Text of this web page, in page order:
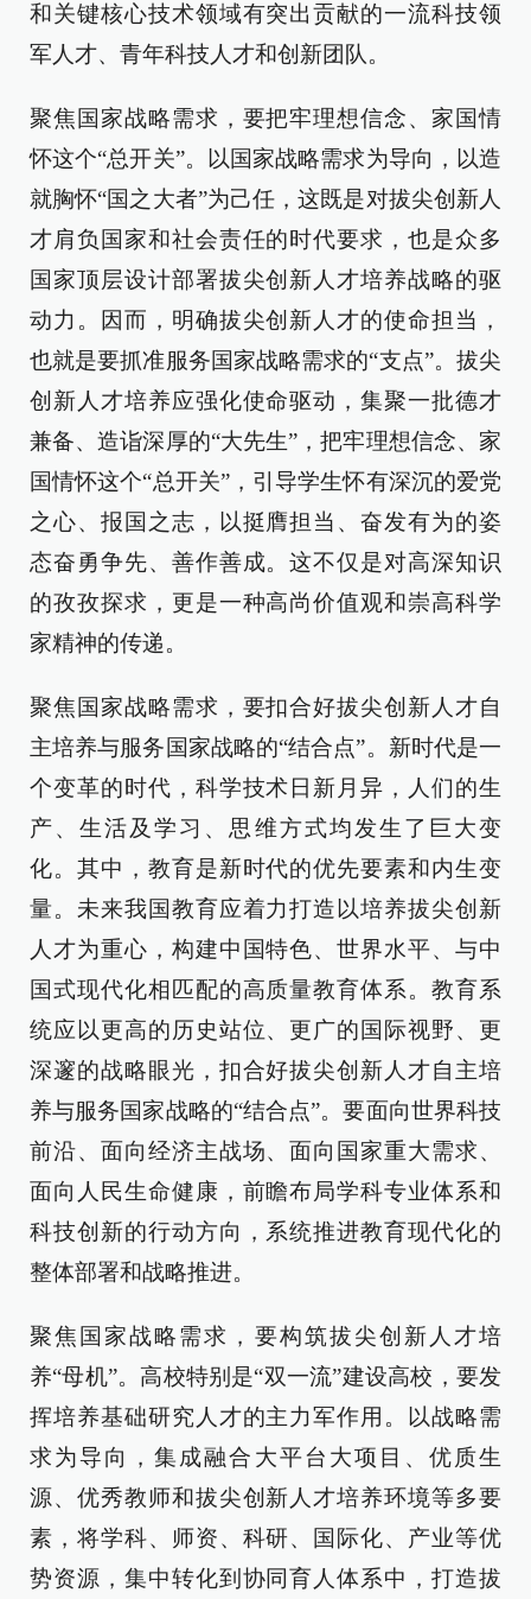
和关键核心技术领域有突出贡献的一流科技领
军人才、青年科技人才和创新团队。
聚焦国家战略需求，要把牢理想信念、家国情
怀这个“总开关”。以国家战略需求为导向，以造
就胸怀“国之大者”为己任，这既是对拔尖创新人
才肩负国家和社会责任的时代要求，也是众多
国家顶层设计部署拔尖创新人才培养战略的驱
动力。因而，明确拔尖创新人才的使命担当，
也就是要抓准服务国家战略需求的“支点”。拔尖
创新人才培养应强化使命驱动，集聚一批德才
兼备、造诣深厚的“大先生”，把牢理想信念、家
国情怀这个“总开关”，引导学生怀有深沉的爱党
之心、报国之志，以挺膺担当、奋发有为的姿
态奋勇争先、善作善成。这不仅是对高深知识
的孜孜探求，更是一种高尚价值观和崇高科学
家精神的传递。
聚焦国家战略需求，要扣合好拔尖创新人才自
主培养与服务国家战略的“结合点”。新时代是一
个变革的时代，科学技术日新月异，人们的生
产、生活及学习、思维方式均发生了巨大变
化。其中，教育是新时代的优先要素和内生变
量。未来我国教育应着力打造以培养拔尖创新
人才为重心，构建中国特色、世界水平、与中
国式现代化相匹配的高质量教育体系。教育系
统应以更高的历史站位、更广的国际视野、更
深邃的战略眼光，扣合好拔尖创新人才自主培
养与服务国家战略的“结合点”。要面向世界科技
前沿、面向经济主战场、面向国家重大需求、
面向人民生命健康，前瞻布局学科专业体系和
科技创新的行动方向，系统推进教育现代化的
整体部署和战略推进。
聚焦国家战略需求，要构筑拔尖创新人才培
养“母机”。高校特别是“双一流”建设高校，要发
挥培养基础研究人才的主力军作用。以战略需
求为导向，集成融合大平台大项目、优质生
源、优秀教师和拔尖创新人才培养环境等多要
素，将学科、师资、科研、国际化、产业等优
势资源，集中转化到协同育人体系中，打造拔